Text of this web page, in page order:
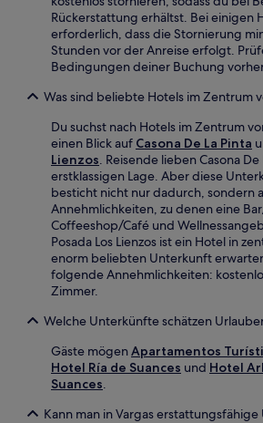
Rückerstattung erhältst. Bei einigen
erforderlich, dass die Stornierung
Stunden vor der Anreise erfolgt.
Bedingungen deiner Buchung
Was sind beliebte Hotels im Zentrum
Du suchst nach Hotels im Zentrum
einen Blick auf Casona De La Pinta
Lienzos. Reisende lieben Casona
erstklassigen Lage. Aber diese
besticht nicht nur dadurch, sondern
Annehmlichkeiten, zu denen eine
Coffeeshop/Café und
Posada Los Lienzos ist ein Hotel in
enorm beliebten Unterkunft
folgende Annehmlichkeiten:
Zimmer.
Welche Unterkünfte schätzen
Gäste mögenApartamentos
Hotel Ría de Suances und Hotel
Suances.
Kann man in Vargas